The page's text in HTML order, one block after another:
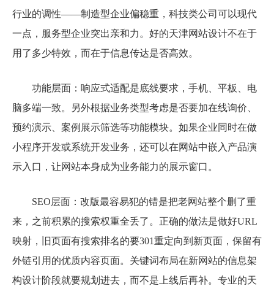
行业的调性——制造型企业偏稳重，科技类公司可以现代
一点，服务型企业突出亲和力。好的天津网站设计不在于
用了多少特效，而在于信息传达是否高效。
功能层面：响应式适配是底线要求，手机、平板、电
脑多端一致。另外根据业务类型考虑是否要加在线询价、
预约演示、案例展示筛选等功能模块。如果企业同时在做
小程序开发或系统开发业务，还可以在网站中嵌入产品演
示入口，让网站本身成为业务能力的展示窗口。
SEO层面：改版最容易犯的错是把老网站整个删了重
来，之前积累的搜索权重全丢了。正确的做法是做好URL
映射，旧页面有搜索排名的要301重定向到新页面，保留有
外链引用的优质内容页面。关键词布局在新网站的信息架
构设计阶段就要规划进去，而不是上线后再补。专业的天